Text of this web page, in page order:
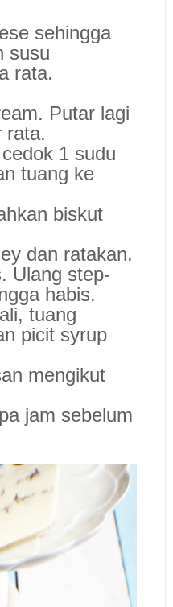
sehingga
susu
rata.
Putar lagi
rata.
1 sudu
tuang ke
biskut
dan ratakan.
Ulang step-
habis.
tuang
picit syrup
mengikut
jam sebelum